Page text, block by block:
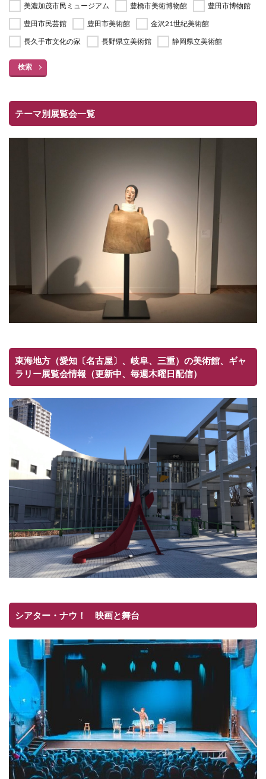
美濃加茂市民ミュージアム
豊橋市美術博物館
豊田市博物館
豊田市民芸館
豊田市美術館
金沢21世紀美術館
長久手市文化の家
長野県立美術館 静岡県立美術館
検索
テーマ別展覧会一覧
東海地方（愛知〔名古屋〕、岐阜、三重）の美術館、ギャ
ラリー展覧会情報（更新中、毎週木曜日配信）
シアター・ナウ！ 映画と舞台